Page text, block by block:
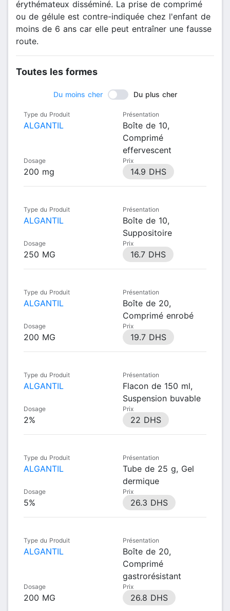
érythémateux disséminé. La prise de comprimé
ou de gélule est contre-indiquée chez l'enfant de
moins de 6 ans car elle peut entraîner une fausse
route.
Toutes les formes
Du moins cher Du plus cher
Type du Produit
ALGANTIL
Présentation
Boîte de 10,
Comprimé
effervescent
Dosage
200 mg
Prix
14.9 DHS
Type du Produit
ALGANTIL
Présentation
Boîte de 10,
Suppositoire
Dosage
250 MG
Prix
16.7 DHS
Type du Produit
ALGANTIL
Présentation
Boîte de 20,
Comprimé enrobé
Dosage
200 MG
Prix
19.7 DHS
Type du Produit
ALGANTIL
Présentation
Flacon de 150 ml,
Suspension buvable
Dosage
2%
Prix
22 DHS
Type du Produit
ALGANTIL
Présentation
Tube de 25 g, Gel
dermique
Dosage
5%
Prix
26.3 DHS
Type du Produit
ALGANTIL
Présentation
Boîte de 20,
Comprimé
gastrorésistant
Dosage
200 MG
Prix
26.8 DHS